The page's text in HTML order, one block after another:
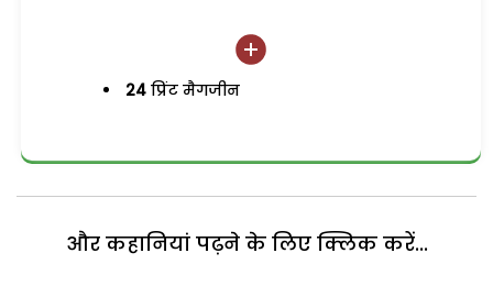
24 प्रिंट मैगजीन
और कहानियां पढ़ने के लिए क्लिक करें...